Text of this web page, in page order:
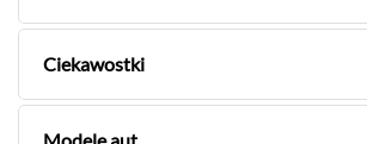
Ciekawostki
Modele aut